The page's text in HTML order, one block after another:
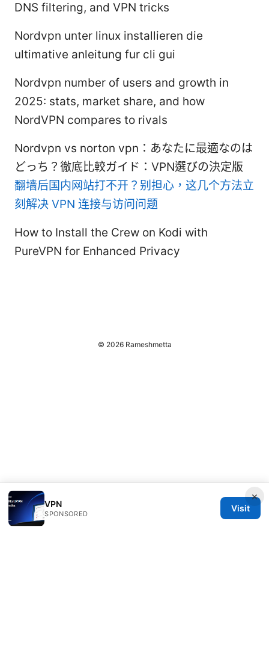
DNS filtering, and VPN tricks
Nordvpn unter linux installieren die
ultimative anleitung fur cli gui
Nordvpn number of users and growth in
2025: stats, market share, and how
NordVPN compares to rivals
Nordvpn vs norton vpn：あなたに最適なのは
どっち？徹底比較ガイド：VPN選びの決定版
翻墙后国内网站打不开？别担心，这几个方法立
刻解决 VPN 连接与访问问题
How to Install the Crew on Kodi with
PureVPN for Enhanced Privacy
×
VPN
SPONSORED
Visit
© 2026 Rameshmetta